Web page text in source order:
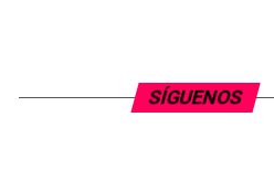
SÍGUENOS